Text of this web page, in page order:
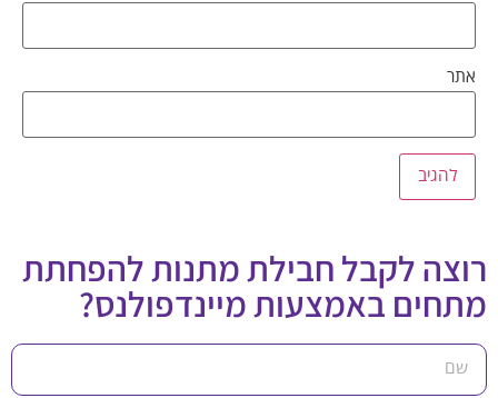
אתר
רוצה לקבל חבילת מתנות להפחתת
מתחים באמצעות מיינדפולנס?